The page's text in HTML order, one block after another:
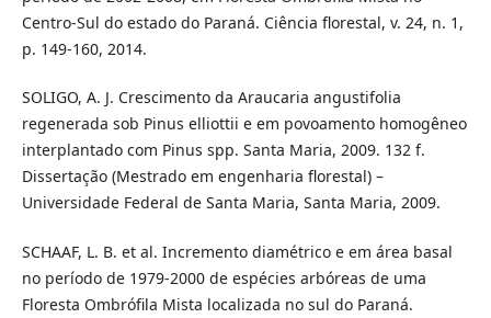
Centro-Sul do estado do Paraná. Ciência florestal, v. 24, n. 1,
p. 149-160, 2014.
SOLIGO, A. J. Crescimento da Araucaria angustifolia
regenerada sob Pinus elliottii e em povoamento homogêneo
interplantado com Pinus spp. Santa Maria, 2009. 132 f.
Dissertação (Mestrado em engenharia florestal) –
Universidade Federal de Santa Maria, Santa Maria, 2009.
SCHAAF, L. B. et al. Incremento diamétrico e em área basal
no período de 1979-2000 de espécies arbóreas de uma
Floresta Ombrófila Mista localizada no sul do Paraná.